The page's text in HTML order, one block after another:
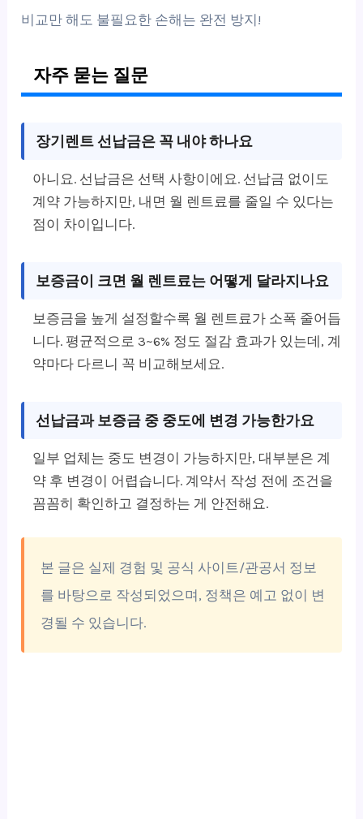
비교만 해도 불필요한 손해는 완전 방지!
자주 묻는 질문
장기렌트 선납금은 꼭 내야 하나요
아니요. 선납금은 선택 사항이에요. 선납금 없이도
계약 가능하지만, 내면 월 렌트료를 줄일 수 있다는
점이 차이입니다.
보증금이 크면 월 렌트료는 어떻게 달라지나요
보증금을 높게 설정할수록 월 렌트료가 소폭 줄어듭
니다. 평균적으로 3~6% 정도 절감 효과가 있는데, 계
약마다 다르니 꼭 비교해보세요.
선납금과 보증금 중 중도에 변경 가능한가요
일부 업체는 중도 변경이 가능하지만, 대부분은 계
약 후 변경이 어렵습니다. 계약서 작성 전에 조건을
꼼꼼히 확인하고 결정하는 게 안전해요.
본 글은 실제 경험 및 공식 사이트/관공서 정보
를 바탕으로 작성되었으며, 정책은 예고 없이 변
경될 수 있습니다.